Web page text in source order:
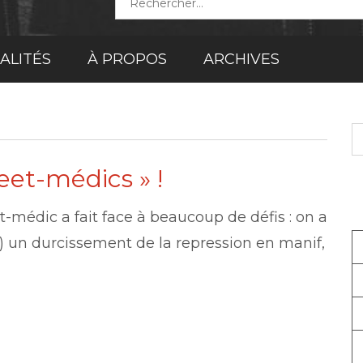
À PROPOS ARCHIVES
médics » !
médic a fait face à beaucoup de défis : on a
durcissement de la repression en manif,